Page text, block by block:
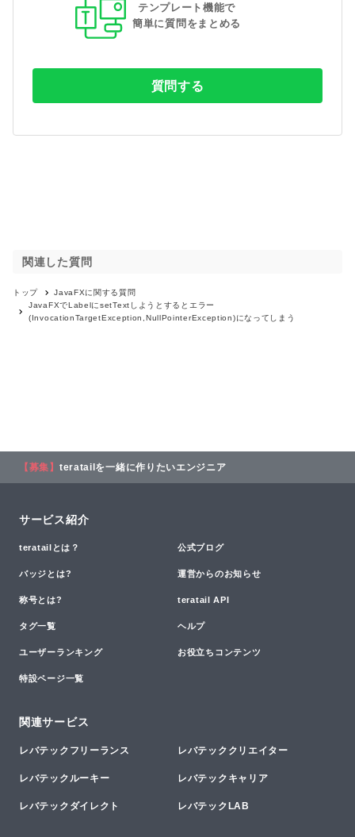
テンプレート機能で
簡単に質問をまとめる
質問する
関連した質問
トップ JavaFXに関する質問
JavaFXでLabelにsetTextしようとするとエラー
(InvocationTargetException,NullPointerException)になってしまう
【募集】 teratailを一緒に作りたいエンジニア
サービス紹介
teratailとは？ 公式ブログ
バッジとは? 運営からのお知らせ
称号とは? teratail API
タグ一覧 ヘルプ
ユーザーランキング お役立ちコンテンツ
特設ページ一覧
関連サービス
レバテックフリーランス レバテッククリエイター
レバテックルーキー レバテックキャリア
レバテックダイレクト レバテックLAB